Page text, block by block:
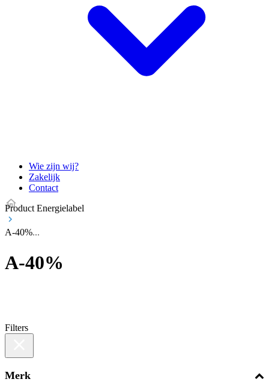
Wie zijn wij?
Zakelijk
Contact
Product Energielabel
A-40%
A-40%
Filters
Merk